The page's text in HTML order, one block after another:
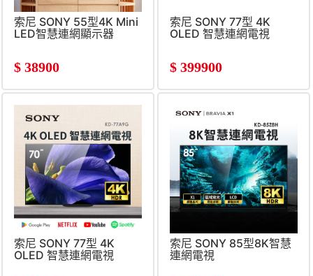
索尼 SONY 55型4K Mini
LED智慧連網顯示器
$ 38900
索尼 SONY 77型 4K
OLED 智慧連網電視
$ 399900
索尼 SONY 77型 4K
OLED 智慧連網電視
索尼 SONY 85型8K智慧
連網電視